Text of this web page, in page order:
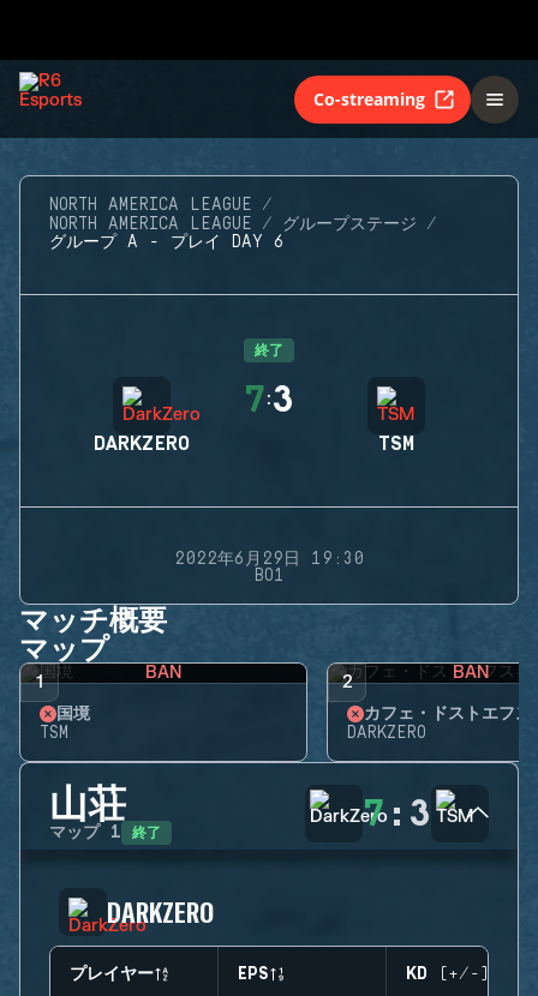
Co-streaming
NORTH AMERICA LEAGUE
NORTH AMERICA LEAGUE
グループステージ
グループ A - プレイ DAY 6
終了
DARKZERO
7:3
TSM
2022年6月29日 19:30
BO1
マッチ概要
マップ
1 BAN
国境
TSM
2 BAN
カフェ・ドストエフス
DARKZERO
山荘
マップ 1 終了 7: 3
DARKZERO
プレイヤー EPS KD (+/-)